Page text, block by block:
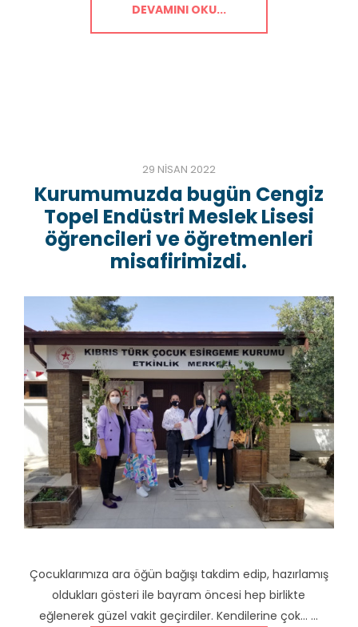
DEVAMINI OKU...
29 NISAN 2022
Kurumumuzda bugün Cengiz
Topel Endüstri Meslek Lisesi
öğrencileri ve öğretmenleri
misafirimizdi.
Çocuklarımıza ara öğün bağışı takdim edip, hazırlamış
oldukları gösteri ile bayram öncesi hep birlikte
eğlenerek güzel vakit geçirdiler. Kendilerine çok… ...